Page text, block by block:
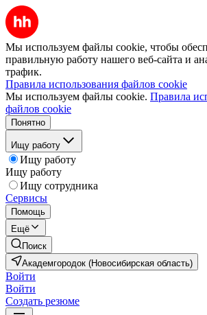
Мы используем файлы cookie, чтобы
правильную работу нашего веб-сайта и
трафик.
Правила использования файлов cookie
Мы используем файлы cookie. Правила
файлов cookie
Понятно
Ищу работу
Ищу работу
Ищу работу
Ищу сотрудника
Сервисы
Помощь
Ещё
Поиск
Академгородок (Новосибирская область)
Войти
Войти
Создать резюме